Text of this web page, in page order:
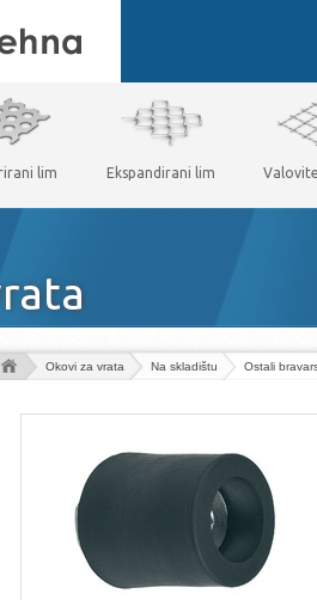
lim Ekspandirani lim
Okovi za vrata Na skladištu Ostali